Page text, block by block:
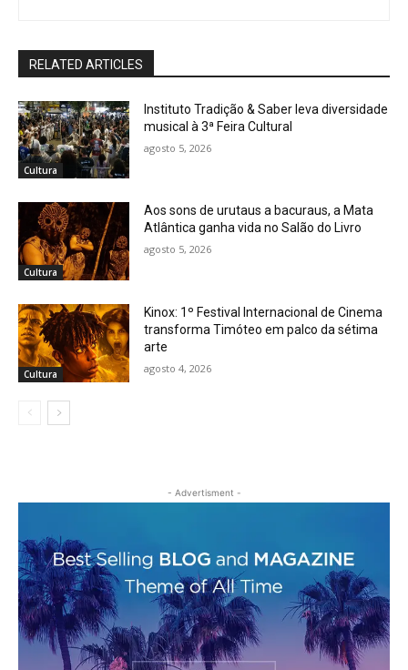
RELATED ARTICLES
Cultura
Instituto Tradição & Saber leva diversidade
musical à 3ª Feira Cultural
agosto 5, 2026
Cultura
Aos sons de urutaus a bacuraus, a Mata
Atlântica ganha vida no Salão do Livro
agosto 5, 2026
Cultura
Kinox: 1º Festival Internacional de Cinema
transforma Timóteo em palco da sétima
arte
agosto 4, 2026
- Advertisment -